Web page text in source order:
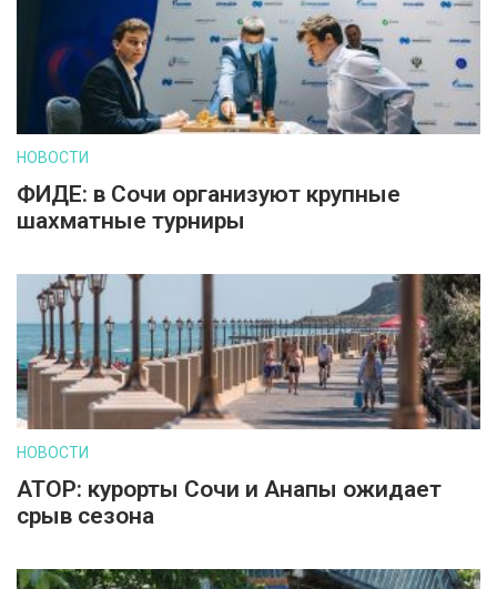
НОВОСТИ
ФИДЕ: в Сочи организуют крупные
шахматные турниры
НОВОСТИ
АТОР: курорты Сочи и Анапы ожидает
срыв сезона